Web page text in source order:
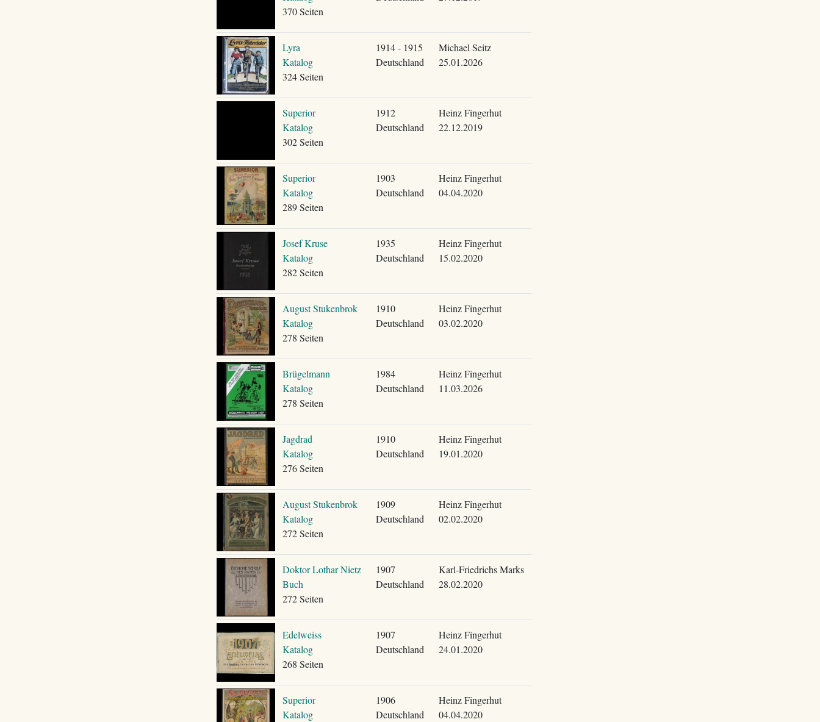
370 Seiten
Lyra
Katalog
324 Seiten
1914 - 1915
Deutschland
Michael Seitz
25.01.2026
Superior
Katalog
302 Seiten
1912
Deutschland
Heinz Fingerhut
22.12.2019
Superior
Katalog
289 Seiten
1903
Deutschland
Heinz Fingerhut
04.04.2020
Josef Kruse
Katalog
282 Seiten
1935
Deutschland
Heinz Fingerhut
15.02.2020
August Stukenbrok
Katalog
278 Seiten
1910
Deutschland
Heinz Fingerhut
03.02.2020
Brügelmann
Katalog
278 Seiten
1984
Deutschland
Heinz Fingerhut
11.03.2026
Jagdrad
Katalog
276 Seiten
1910
Deutschland
Heinz Fingerhut
19.01.2020
August Stukenbrok
Katalog
272 Seiten
1909
Deutschland
Heinz Fingerhut
02.02.2020
Doktor Lothar Nietz
Buch
272 Seiten
1907
Deutschland
Karl-Friedrichs Marks
28.02.2020
Edelweiss
Katalog
268 Seiten
1907
Deutschland
Heinz Fingerhut
24.01.2020
Superior
Katalog
1906
Deutschland
Heinz Fingerhut
04.04.2020